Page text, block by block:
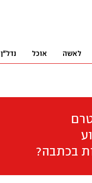
לאשה אוכל נדל"ן
בכתבה?